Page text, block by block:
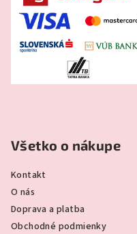
Všetko o nákupe
Kontakt
O nás
Doprava a platba
Obchodné podmienky